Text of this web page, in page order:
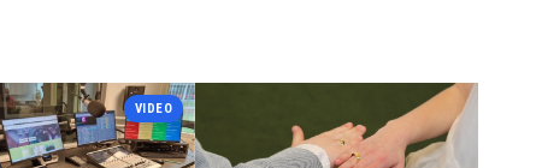
VIDEO